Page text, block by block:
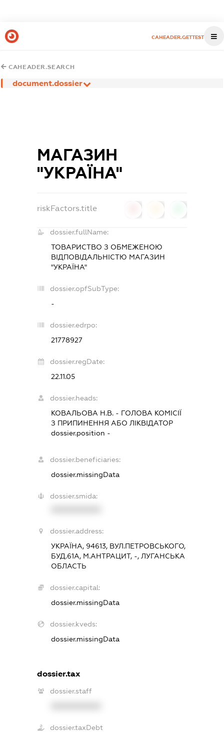
CAHEADER.GETTEST
CAHEADER.SEARCH
document.dossier
МАГАЗИН
"УКРАЇНА"
riskFactors.title
dossier.fullName:
ТОВАРИСТВО З ОБМЕЖЕНОЮ
ВІДПОВІДАЛЬНІСТЮ МАГАЗИН
"УКРАЇНА"
dossier.opfSubType:
-
dossier.edrpo:
21778927
dossier.regDate:
22.11.05
dossier.heads:
КОВАЛЬОВА Н.В. - ГОЛОВА КОМІСІЇ
З ПРИПИНЕННЯ АБО ЛІКВІДАТОР
dossier.position -
dossier.beneficiaries:
dossier.missingData
dossier.smida:
dossier.address:
УКРАЇНА, 94613, ВУЛ.ПЕТРОВСЬКОГО,
БУД.61А, М.АНТРАЦИТ, -, ЛУГАНСЬКА
ОБЛАСТЬ
dossier.capital:
dossier.missingData
dossier.kveds:
dossier.missingData
dossier.tax
dossier.staff
dossier.taxDebt